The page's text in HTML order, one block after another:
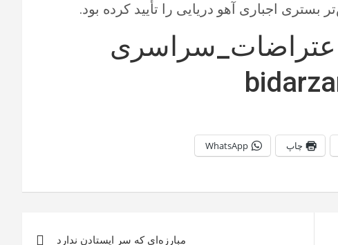
اجباری آهو دریایی را تأیید کرده بود.
چاپ WhatsApp
مبارزه‌ای که سر ایستادن ندارد